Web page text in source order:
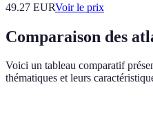
49.27 EURVoir le prix
Comparaison des
Voici un tableau comparatif
thématiques et leurs